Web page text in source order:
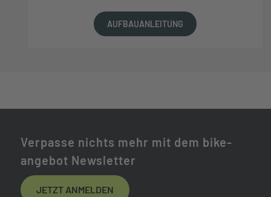
AUFBAUANLEITUNG
Verpasse nichts mehr mit dem bike-
angebot Newsletter
JETZT ANMELDEN